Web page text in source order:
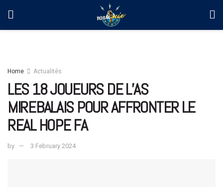
Home Actualités
LES 18 JOUEURS DE L’AS
MIREBALAIS POUR AFFRONTER LE
REAL HOPE FA
by 3 February 2024